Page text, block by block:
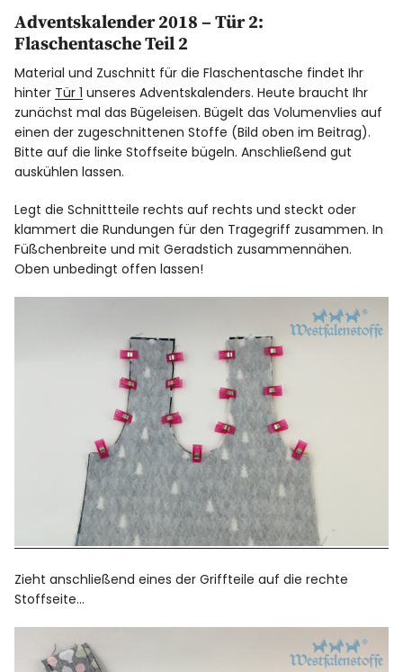
Adventskalender 2018 – Tür 2:
Flaschentasche Teil 2
Material und Zuschnitt für die Flaschentasche findet Ihr
hinter Tür 1 unseres Adventskalenders. Heute braucht Ihr
zunächst mal das Bügeleisen. Bügelt das Volumenvlies auf
einen der zugeschnittenen Stoffe (Bild oben im Beitrag).
Bitte auf die linke Stoffseite bügeln. Anschließend gut
auskühlen lassen.
Legt die Schnittteile rechts auf rechts und steckt oder
klammert die Rundungen für den Tragegriff zusammen. In
Füßchenbreite und mit Geradstich zusammennähen.
Oben unbedingt offen lassen!
Zieht anschließend eines der Griffteile auf die rechte
Stoffseite…